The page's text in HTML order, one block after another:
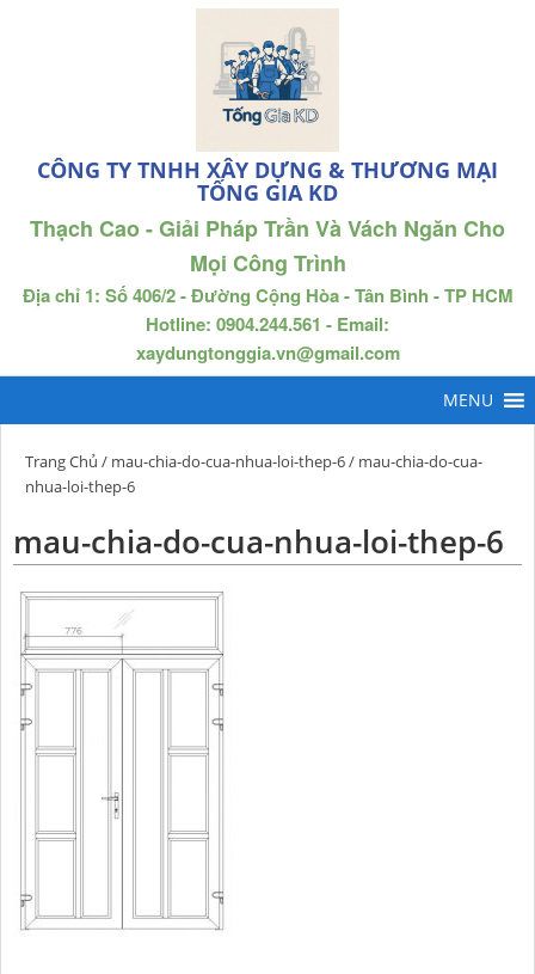
CÔNG TY TNHH XÂY DỰNG & THƯƠNG MẠI
TỐNG GIA KD
Thạch Cao - Giải Pháp Trần Và Vách Ngăn Cho
Mọi Công Trình
Địa chỉ 1: Số 406/2 - Đường Cộng Hòa - Tân Bình - TP HCM
Hotline: 0904.244.561 - Email:
xaydungtonggia.vn@gmail.com
Trang Chủ / mau-chia-do-cua-nhua-loi-thep-6/ mau-chia-do-cua-
nhua-loi-thep-6
mau-chia-do-cua-nhua-loi-thep-6